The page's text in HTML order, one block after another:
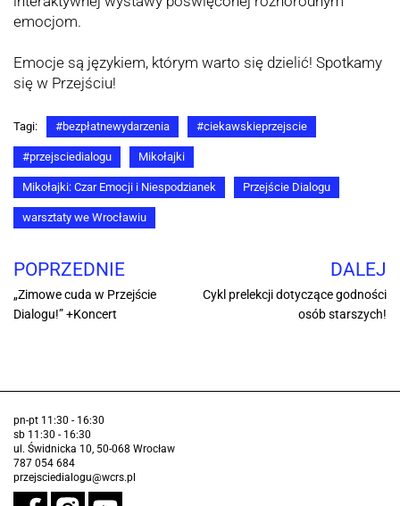
emocjom.
Emocje są językiem, którym warto się dzielić! Spotkamy
się w Przejściu!
Tagi: #bezpłatnewydarzenia #ciekawskieprzejscie
#przejsciedialogu Mikołajki
Mikołajki: Czar Emocji i Niespodzianek Przejście Dialogu
warsztaty we Wrocławiu
POPRZEDNIE
„Zimowe cuda w Przejście
Dialogu!” +Koncert
DALEJ
Cykl prelekcji dotyczące godności
osób starszych!
pn-pt 11:30 - 16:30
sb 11:30 - 16:30
ul. Świdnicka 10, 50-068 Wrocław
787 054 684
przejsciedialogu@wcrs.pl